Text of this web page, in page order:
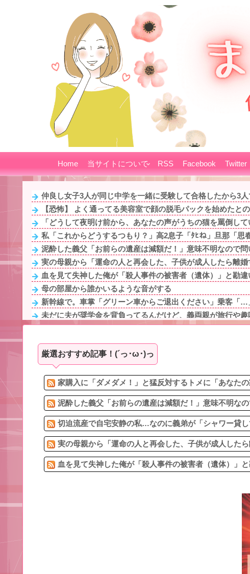
Home 当サイトについて RSS Facebook Twitter
仲良し女子3人が同じ中学を一緒に受験して合格したから3
【恐怖】 よく通ってる美容室で顔の脱毛パックを始めたと
「どうして夜明け前から、あなたの声がうちの猫を罵倒し
私「これからどうするつもり？」高2息子「ﾀﾋね」旦那「思
泥酔した義父「お前らの遺産は減額だ！」意味不明なので
実の母親から「運命の人と再会した、子供が成人したら離
血を見て失神した俺が「殺人事件の被害者（遺体）」と勘
母の部屋から誰かいるような音がする
新幹線で。車掌「グリーン車からご退出ください」乗客「
未だに夫が奨学金を背負ってるんだけど、義両親が旅行や
休んだ翌日、先輩パートに申し送りあるかと確認したらいき
【衝撃】母に靴投げつけて父側に逃亡した妹「相続放棄の一
急いで曲がり角を曲がったとき、すごい衝撃を受けてリアル
嫁浮気発覚後１年。再構築中だった。嫁が嫁友と電話「来
厳選おすすめ記事！(´っ･ω･)っ
家購入に「ダメダメ！」と猛反対するトメに「あなた
泥酔した義父「お前らの遺産は減額だ！」意味不明な
切迫流産で自宅安静の私…なのに義弟が「シャワー貸
実の母親から「運命の人と再会した、子供が成人した
血を見て失神した俺が「殺人事件の被害者（遺体）」